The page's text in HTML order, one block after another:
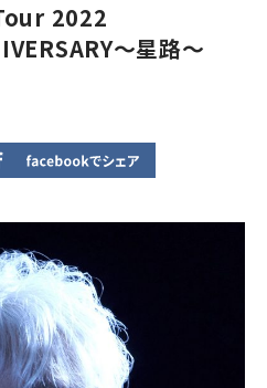
2022
〜星路〜